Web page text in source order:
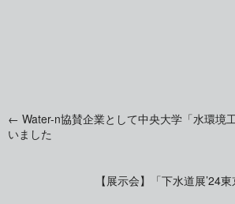
投
← Water-n協賛企業として中央大学「水環境
いました
【展示会】「下水道展’24